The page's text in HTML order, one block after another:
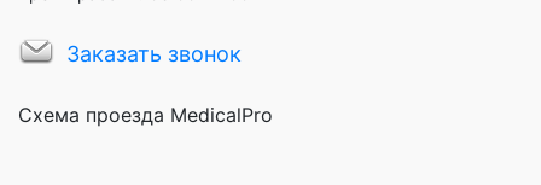
Заказать звонок
Схема проезда MedicalPro